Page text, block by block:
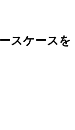
スケースを